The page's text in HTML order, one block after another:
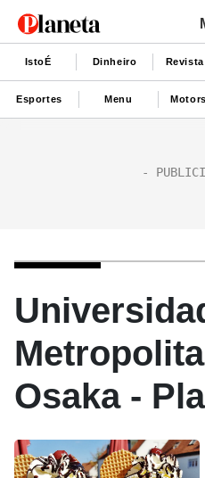
IstoÉ Dinheiro
Esportes Menu
Osaka -